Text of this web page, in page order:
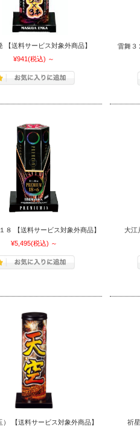
【送料サービス対象外商品】
¥941 (税込) ～
雷舞３
８ 【送料サービス対象外商品】
¥5,495(税込) ～
大江
） 【送料サービス対象外商品】
祈